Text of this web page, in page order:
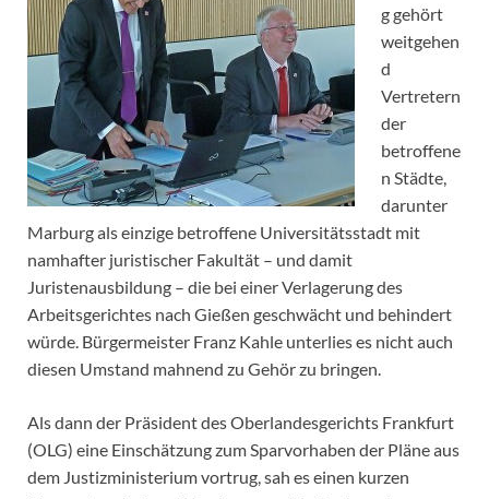
g gehört
weitgehen
d
Vertretern
der
betroffene
n Städte,
darunter
Marburg als einzige betroffene Universitätsstadt mit
namhafter juristischer Fakultät – und damit
Juristenausbildung – die bei einer Verlagerung des
Arbeitsgerichtes nach Gießen geschwächt und behindert
würde. Bürgermeister Franz Kahle unterlies es nicht auch
diesen Umstand mahnend zu Gehör zu bringen.
Als dann der Präsident des Oberlandesgerichts Frankfurt
(OLG) eine Einschätzung zum Sparvorhaben der Pläne aus
dem Justizministerium vortrug, sah es einen kurzen